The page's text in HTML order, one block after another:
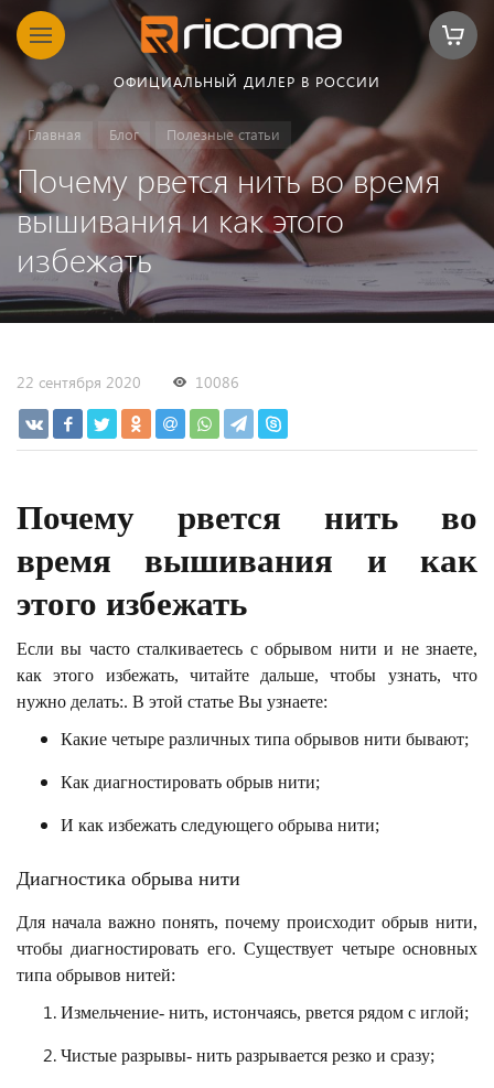
ОФИЦИАЛЬНЫЙ ДИЛЕР В РОССИИ
Главная Блог Полезные статьи
Почему рвется нить во время
вышивания и как этого
избежать
22 сентября 2020 10086
Почему рвется нить во
время вышивания и как
этого избежать
Если вы часто сталкиваетесь с обрывом нити и не знаете,
как этого избежать, читайте дальше, чтобы узнать, что
нужно делать:. В этой статье Вы узнаете:
Какие четыре различных типа обрывов нити бывают;
Как диагностировать обрыв нити;
И как избежать следующего обрыва нити;
Диагностика обрыва нити
Для начала важно понять, почему происходит обрыв нити,
чтобы диагностировать его. Существует четыре основных
типа обрывов нитей:
Измельчение- нить, истончаясь, рвется рядом с иглой;
Чистые разрывы- нить разрывается резко и сразу;